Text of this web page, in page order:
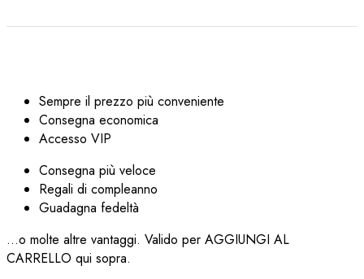
Sempre il prezzo più conveniente
Consegna economica
Accesso VIP
Consegna più veloce
Regali di compleanno
Guadagna fedeltà
...o molte altre vantaggi. Valido per AGGIUNGI AL
CARRELLO qui sopra.